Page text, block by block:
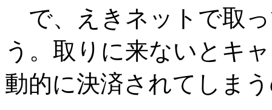
で、えきネットで取
う。取りに来ないとキ
動的に決済されてしま